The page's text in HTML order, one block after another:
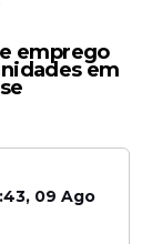
não se
após
emprego
em
09 Ago